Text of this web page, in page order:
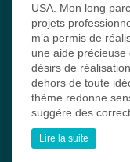
USA. Mon long
projets
m’a permis de
une aide
désirs de
dehors de toute
thème redonne
suggère des
Lire la suite